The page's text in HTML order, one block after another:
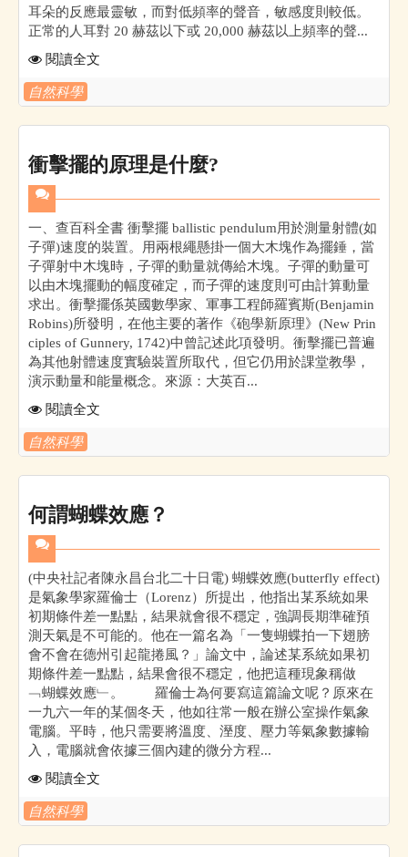
耳朵的反應最靈敏，而對低頻率的聲音，敏感度則較低。
正常的人耳對 20 赫茲以下或 20,000 赫茲以上頻率的聲...
閱讀全文
自然科學
衝擊擺的原理是什麼?
一、查百科全書 衝擊擺 ballistic pendulum用於測量射體(如
子彈)速度的裝置。用兩根繩懸掛一個大木塊作為擺錘，當
子彈射中木塊時，子彈的動量就傳給木塊。子彈的動量可
以由木塊擺動的幅度確定，而子彈的速度則可由計算動量
求出。衝擊擺係英國數學家、軍事工程師羅賓斯(Benjamin
Robins)所發明，在他主要的著作《砲學新原理》(New Prin
ciples of Gunnery, 1742)中曾記述此項發明。衝擊擺已普遍
為其他射體速度實驗裝置所取代，但它仍用於課堂教學，
演示動量和能量概念。來源：大英百...
閱讀全文
自然科學
何謂蝴蝶效應？
(中央社記者陳永昌台北二十日電) 蝴蝶效應(butterfly effect)
是氣象學家羅倫士（Lorenz）所提出，他指出某系統如果
初期條件差一點點，結果就會很不穩定，強調長期準確預
測天氣是不可能的。他在一篇名為「一隻蝴蝶拍一下翅膀
會不會在德州引起龍捲風？」論文中，論述某系統如果初
期條件差一點點，結果會很不穩定，他把這種現象稱做
﹁蝴蝶效應﹂。 羅倫士為何要寫這篇論文呢？原來在
一九六一年的某個冬天，他如往常一般在辦公室操作氣象
電腦。平時，他只需要將溫度、溼度、壓力等氣象數據輸
入，電腦就會依據三個內建的微分方程...
閱讀全文
自然科學